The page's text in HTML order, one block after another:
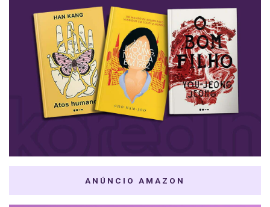
ANÚNCIO AMAZON